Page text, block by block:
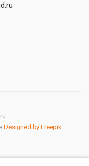
Designed by Freepik